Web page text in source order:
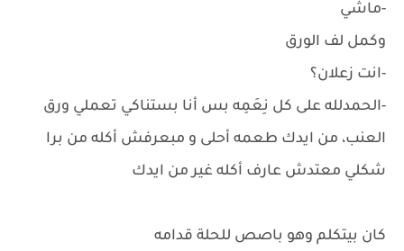
-ماشي
وكمل لف الورق
-انت زعلان؟
-الحمدلله على كل نِعَمِه بس أنا بستناكي تعملي ورق
العنب، من ايدك طعمه أحلى و مبعرفش أكله من برا
شكلي معتدش عارف أكله غير من ايدك
كان بيتكلم وهو باصص للحلة قدامه